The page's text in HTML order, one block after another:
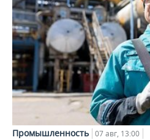
Промышленность 07 авг, 13:00